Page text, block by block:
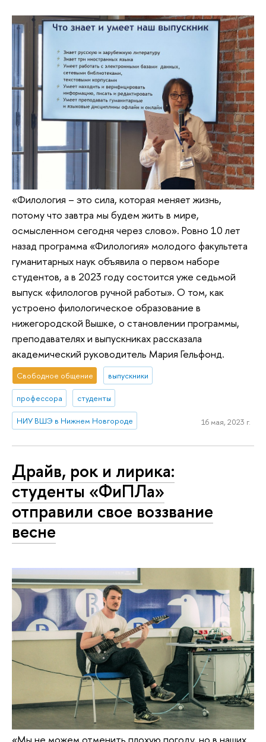
«Филология – это сила, которая меняет жизнь,
потому что завтра мы будем жить в мире,
осмысленном сегодня через слово». Ровно 10 лет
назад программа «Филология» молодого факультета
гуманитарных наук объявила о первом наборе
студентов, а в 2023 году состоится уже седьмой
выпуск «филологов ручной работы». О том, как
устроено филологическое образование в
нижегородской Вышке, о становлении программы,
преподавателях и выпускниках рассказала
академический руководитель Мария Гельфонд.
Свободное общение выпускники
профессора студенты
НИУ ВШЭ в Нижнем Новгороде 16 мая, 2023 г.
Драйв, рок и лирика:
студенты «ФиПЛа»
отправили свое воззвание
весне